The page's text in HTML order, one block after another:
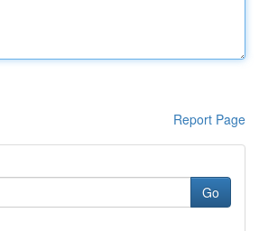
Report Page
Go